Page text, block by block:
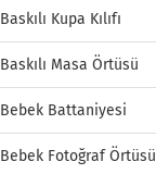
Baskılı Kupa Kılıfı
Baskılı Masa Örtüsü
Bebek Battaniyesi
Bebek Fotoğraf Örtüsü